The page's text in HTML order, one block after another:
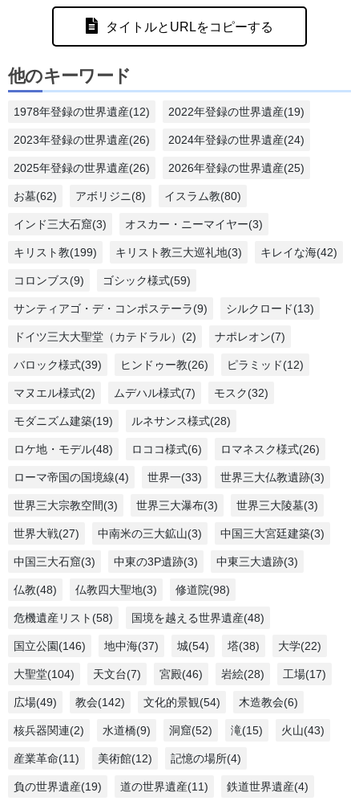
タイトルとURLをコピーする
他のキーワード
1978年登録の世界遺産(12) 2022年登録の世界遺産(19)
2023年登録の世界遺産(26) 2024年登録の世界遺産(24)
2025年登録の世界遺産(26) 2026年登録の世界遺産(25)
お墓(62) アボリジニ(8) イスラム教(80)
インド三大石窟(3) オスカー・ニーマイヤー(3)
キリスト教(199) キリスト教三大巡礼地(3) キレイな海(42)
コロンブス(9) ゴシック様式(59)
サンティアゴ・デ・コンポステーラ(9) シルクロード(13)
ドイツ三大大聖堂（カテドラル）(2) ナポレオン(7)
バロック様式(39) ヒンドゥー教(26) ピラミッド(12)
マヌエル様式(2) ムデハル様式(7) モスク(32)
モダニズム建築(19) ルネサンス様式(28)
ロケ地・モデル(48) ロココ様式(6) ロマネスク様式(26)
ローマ帝国の国境線(4) 世界一(33) 世界三大仏教遺跡(3)
世界三大宗教空間(3) 世界三大瀑布(3) 世界三大陵墓(3)
世界大戦(27) 中南米の三大鉱山(3) 中国三大宮廷建築(3)
中国三大石窟(3) 中東の3P遺跡(3) 中東三大遺跡(3)
仏教(48) 仏教四大聖地(3) 修道院(98)
危機遺産リスト(58) 国境を越える世界遺産(48)
国立公園(146) 地中海(37) 城(54) 塔(38) 大学(22)
大聖堂(104) 天文台(7) 宮殿(46) 岩絵(28) 工場(17)
広場(49) 教会(142) 文化的景観(54) 木造教会(6)
核兵器関連(2) 水道橋(9) 洞窟(52) 滝(15) 火山(43)
産業革命(11) 美術館(12) 記憶の場所(4)
負の世界遺産(19) 道の世界遺産(11) 鉄道世界遺産(4)